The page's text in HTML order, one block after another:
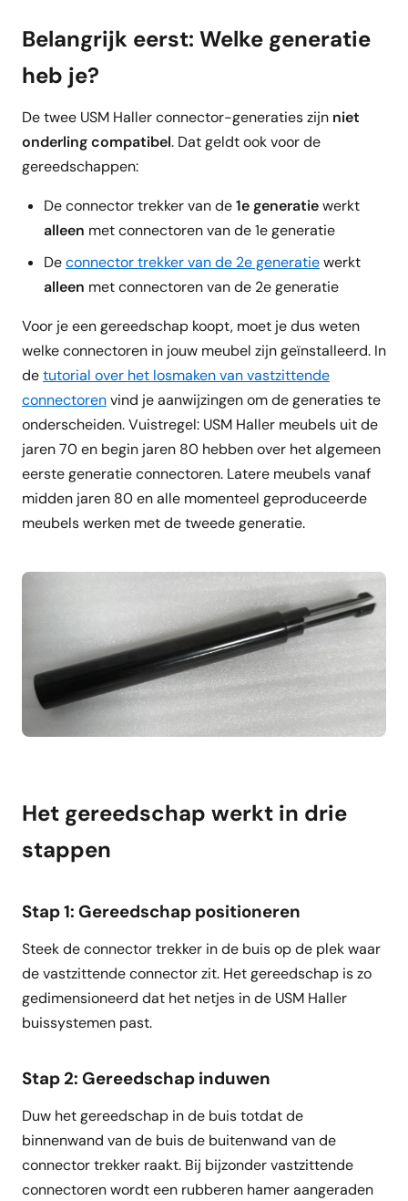
Belangrijk eerst: Welke generatie
heb je?
De twee USM Haller connector-generaties zijn niet
onderling compatibel. Dat geldt ook voor de
gereedschappen:
De connector trekker van de1e generatiewerkt
alleen met connectoren van de 1e generatie
Deconnector trekker van de 2e generatiewerkt
alleen met connectoren van de 2e generatie
Voor je een gereedschap koopt, moet je dus weten
welke connectoren in jouw meubel zijn geïnstalleerd. In
detutorial over het losmaken van vastzittende
connectorenvind je aanwijzingen om de generaties te
onderscheiden. Vuistregel: USM Haller meubels uit de
jaren 70 en begin jaren 80 hebben over het algemeen
eerste generatie connectoren. Latere meubels vanaf
midden jaren 80 en alle momenteel geproduceerde
meubels werken met de tweede generatie.
Het gereedschap werkt in drie
stappen
Stap 1: Gereedschap positioneren
Steek de connector trekker in de buis op de plek waar
de vastzittende connector zit. Het gereedschap is zo
gedimensioneerd dat het netjes in de USM Haller
buissystemen past.
Stap 2: Gereedschap induwen
Duw het gereedschap in de buis totdat de
binnenwand van de buis de buitenwand van de
connector trekker raakt. Bij bijzonder vastzittende
connectoren wordt een rubberen hamer aangeraden